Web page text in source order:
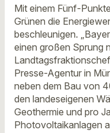
Mit einem Fünf-
Grünen die
beschleunigen.
einen großen Sprung
Presse-Agentur in
neben dem Bau von
den landeseigenen
Geothermie und pro
Photovoltaikanlagen